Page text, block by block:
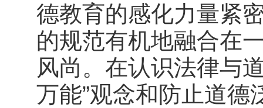
德教育的感化力量紧
的规范有机地融合在
风尚。在认识法律与
万能”观念和防止道德